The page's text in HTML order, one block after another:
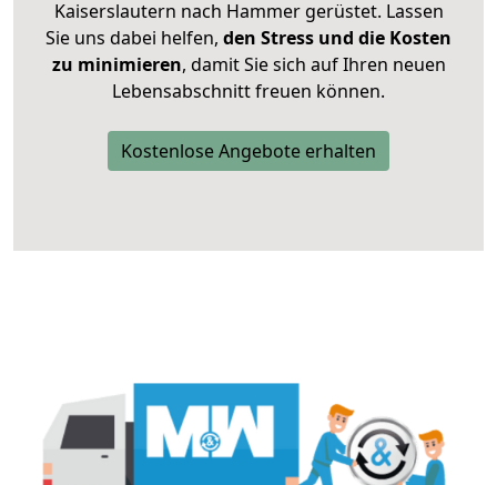
Kaiserslautern nach Hammer gerüstet. Lassen
Sie uns dabei helfen, den Stress und die Kosten
zu minimieren, damit Sie sich auf Ihren neuen
Lebensabschnitt freuen können.
Kostenlose Angebote erhalten